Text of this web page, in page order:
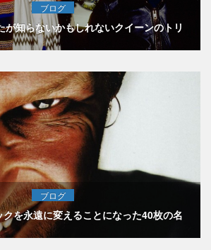
ブログ
が知らないかもしれないクイーンのトリ
ブログ
を永遠に変えることになった40枚の名